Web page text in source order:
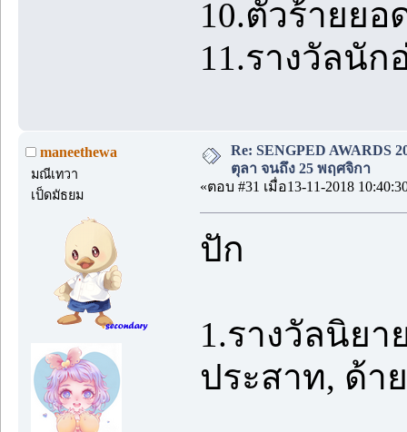
10.ตัวร้ายยอ
11.รางวัลนัก
maneethewa
มณีเทวา
เป็ดมัธยม
Re: SENGPED AWARDS
ตุลา จนถึง 25 พฤศจิกา
«ตอบ #31 เมื่อ13-11-2018
ปัก
1.รางวัลนิย
ประสาท, ด้า